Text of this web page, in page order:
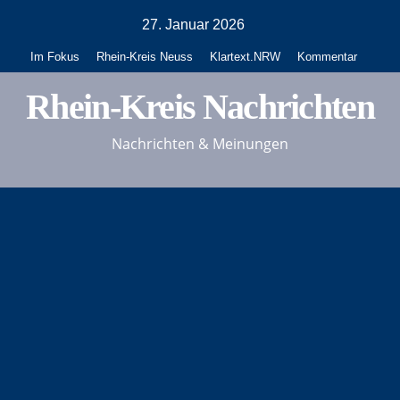
springen
27. Januar 2026
Im Fokus Rhein-Kreis Neuss Klartext.NRW Kommentar
Rhein-Kreis Nachrichten
Nachrichten & Meinungen